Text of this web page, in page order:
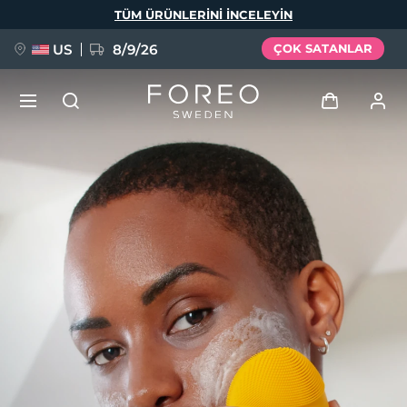
TÜM ÜRÜNLERINI INCELEYIN
US 8/9/26 ÇOK SATANLAR
Kullanici profi̇li̇
Cihazlarım
Siparişlerim
Adresim
Aboneliklerim
YENİ
FAQ™ Pure Beauty-Tech Elixir
BREAKING NEWS
issa™ Teeth Whitening Set
Dil Seçimi
English Deutsch
Español
Français
Italiano
Português
Svenska
Русский
Türkçe
简体中文 繁體中文